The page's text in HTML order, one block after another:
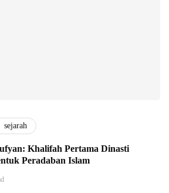
sejarah
Khalifah Pertama Dinasti
Peradaban Islam